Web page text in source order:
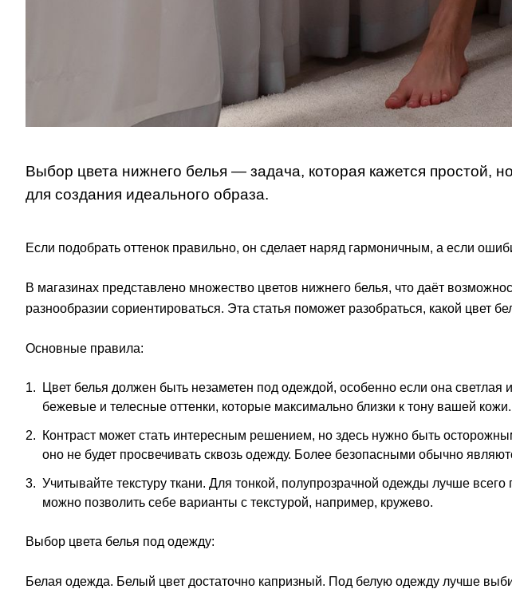
Выбор цвета нижнего белья — задача, которая кажется простой,
для создания идеального образа.
Если подобрать оттенок правильно, он сделает наряд гармоничным, а если
В магазинах представлено множество цветов нижнего белья, что даёт
разнообразии сориентироваться. Эта статья поможет разобраться, какой цвет
Основные правила:
Цвет белья должен быть незаметен под одеждой, особенно если она светлая
бежевые и телесные оттенки, которые максимально близки к тону вашей кожи.
Контраст может стать интересным решением, но здесь нужно быть
оно не будет просвечивать сквозь одежду. Более безопасными обычно
Учитывайте текстуру ткани. Для тонкой, полупрозрачной одежды лучше
можно позволить себе варианты с текстурой, например, кружево.
Выбор цвета белья под одежду:
Белая одежда. Белый цвет достаточно капризный. Под белую одежду лучше